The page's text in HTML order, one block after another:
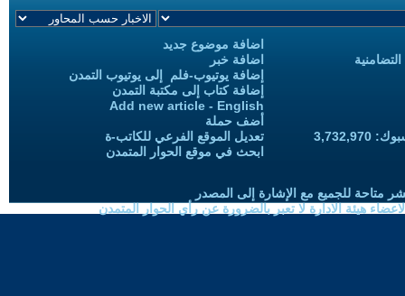
اضافة موضوع جديد
اضافة خبر
إضافة يوتيوب-فلم إلى يوتيوب التمدن
إضافة كتاب إلى مكتبة التمدن
Add new article - English
أضف حملة
تعديل الموقع الفرعي للكاتب-ة
ابحث في موقع الحوار المتمدن
متاحة للجميع مع الإشارة إلى المصدر
هيئة الادارة لا تعبر بالضرورة عن رأي الحوار المتمدن